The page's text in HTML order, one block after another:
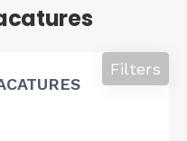
Filters